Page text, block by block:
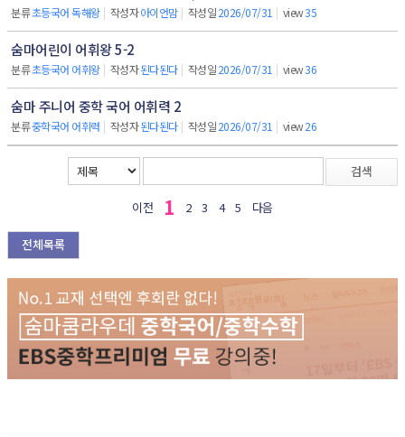
분류초등국어 독해왕 | 작성자아이언맘 | 작성일2026/07/31 | view35
숨마어린이 어휘왕 5-2
분류초등국어 어휘왕 | 작성자된다된다 | 작성일2026/07/31 | view36
숨마 주니어 중학 국어 어휘력 2
분류중학국어 어휘력 | 작성자된다된다 | 작성일2026/07/31 | view26
검색
이전 1 2 3 4 5 다음
전체목록